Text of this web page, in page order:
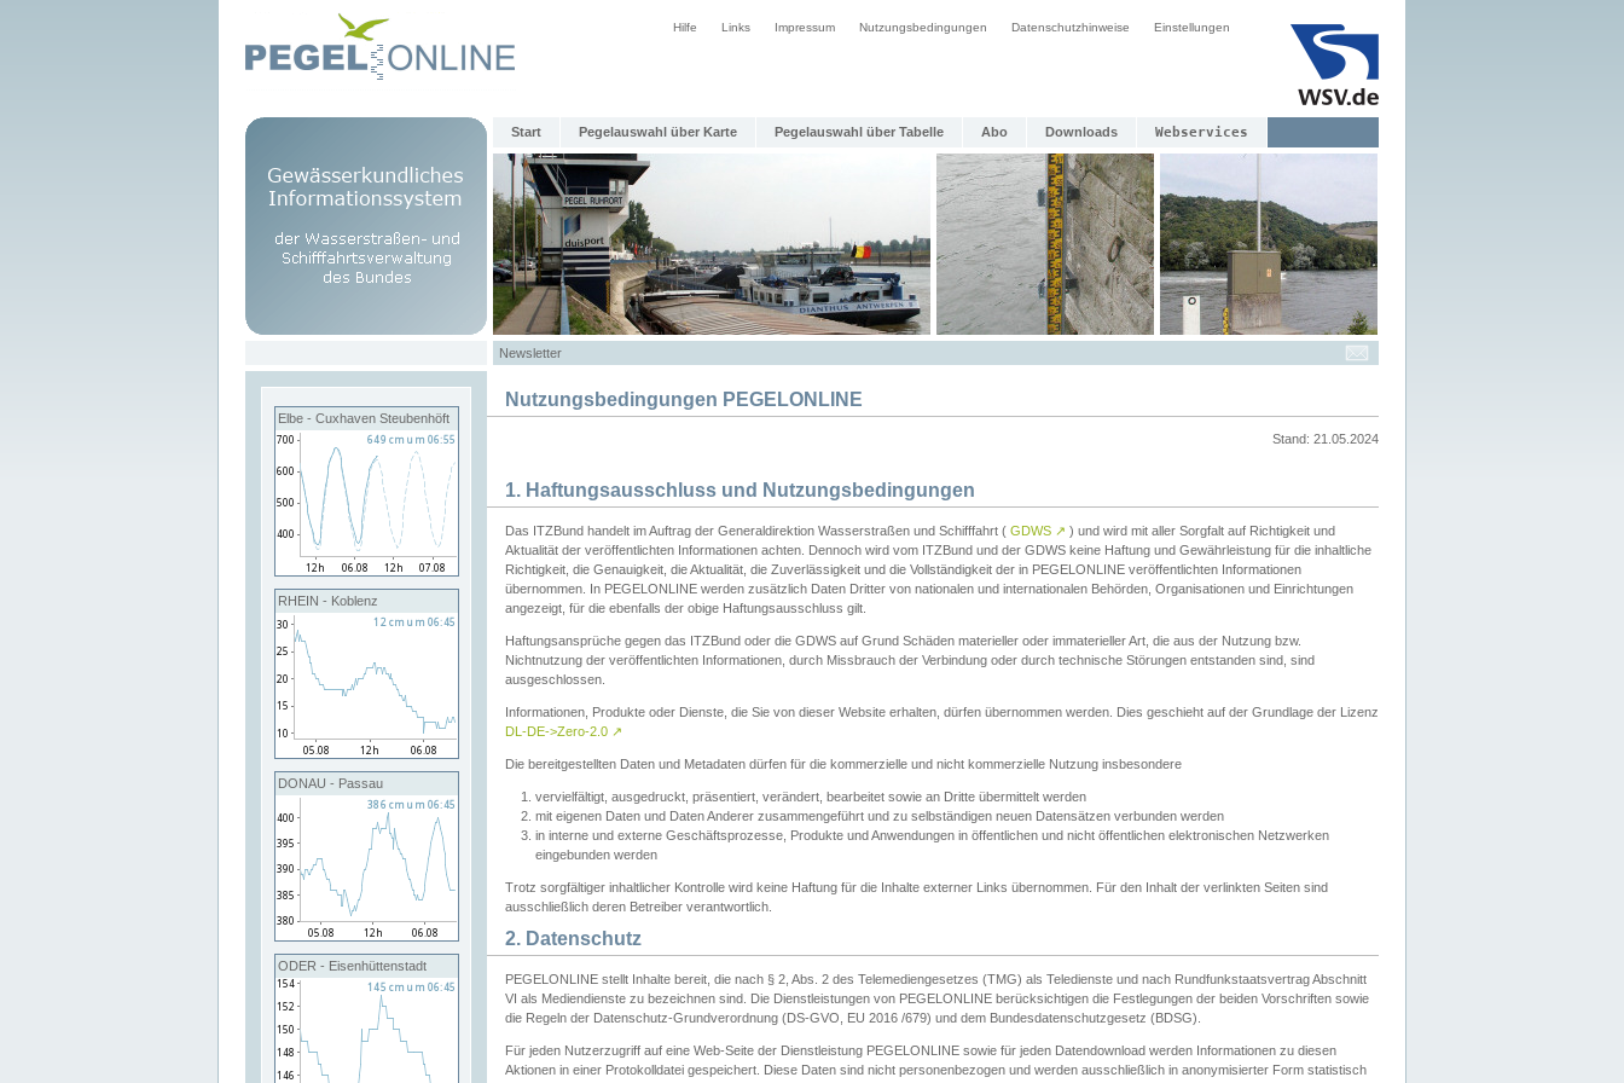
Hilfe Links Impressum Nutzungsbedingungen Datenschutzhinweise Einstellungen
Start Pegelauswahl über Karte Pegelauswahl über Tabelle Abo Downloads Webservices
Newsletter
Elbe - Cuxhaven Steubenhöft
RHEIN - Koblenz
DONAU - Passau
ODER - Eisenhüttenstadt
Nutzungsbedingungen PEGELONLINE
Stand: 21.05.2024
1. Haftungsausschluss und Nutzungsbedingungen
Das ITZBund handelt im Auftrag der Generaldirektion Wasserstraßen und Schifffahrt ( GDWS ↗ ) und wird mit aller Sorgfalt auf Richtigkeit und
Aktualität der veröffentlichten Informationen achten. Dennoch wird vom ITZBund und der GDWS keine Haftung und Gewährleistung für die inhaltliche
Richtigkeit, die Genauigkeit, die Aktualität, die Zuverlässigkeit und die Vollständigkeit der in PEGELONLINE veröffentlichten Informationen
übernommen. In PEGELONLINE werden zusätzlich Daten Dritter von nationalen und internationalen Behörden, Organisationen und Einrichtungen
angezeigt, für die ebenfalls der obige Haftungsausschluss gilt.
Haftungsansprüche gegen das ITZBund oder die GDWS auf Grund Schäden materieller oder immaterieller Art, die aus der Nutzung bzw.
Nichtnutzung der veröffentlichten Informationen, durch Missbrauch der Verbindung oder durch technische Störungen entstanden sind, sind
ausgeschlossen.
Informationen, Produkte oder Dienste, die Sie von dieser Website erhalten, dürfen übernommen werden. Dies geschieht auf der Grundlage der Lizenz
DL-DE->Zero-2.0 ↗
Die bereitgestellten Daten und Metadaten dürfen für die kommerzielle und nicht kommerzielle Nutzung insbesondere
vervielfältigt, ausgedruckt, präsentiert, verändert, bearbeitet sowie an Dritte übermittelt werden
mit eigenen Daten und Daten Anderer zusammengeführt und zu selbständigen neuen Datensätzen verbunden werden
in interne und externe Geschäftsprozesse, Produkte und Anwendungen in öffentlichen und nicht öffentlichen elektronischen Netzwerken
eingebunden werden
Trotz sorgfältiger inhaltlicher Kontrolle wird keine Haftung für die Inhalte externer Links übernommen. Für den Inhalt der verlinkten Seiten sind
ausschließlich deren Betreiber verantwortlich.
2. Datenschutz
PEGELONLINE stellt Inhalte bereit, die nach § 2, Abs. 2 des Telemediengesetzes (TMG) als Teledienste und nach Rundfunkstaatsvertrag Abschnitt
VI als Mediendienste zu bezeichnen sind. Die Dienstleistungen von PEGELONLINE berücksichtigen die Festlegungen der beiden Vorschriften sowie
die Regeln der Datenschutz-Grundverordnung (DS-GVO, EU 2016 /679) und dem Bundesdatenschutzgesetz (BDSG).
Für jeden Nutzerzugriff auf eine Web-Seite der Dienstleistung PEGELONLINE sowie für jeden Datendownload werden Informationen zu diesen
Aktionen in einer Protokolldatei gespeichert. Diese Daten sind nicht personenbezogen und werden ausschließlich in anonymisierter Form statistisch